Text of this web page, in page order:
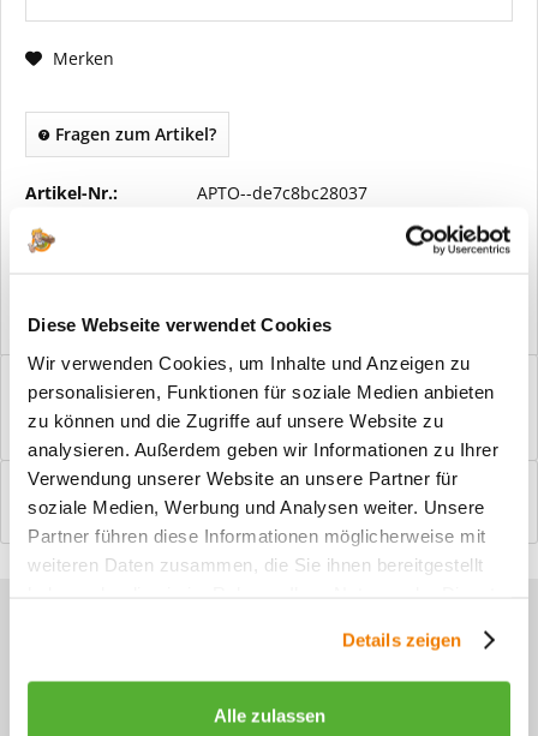
Diese Webseite verwendet Cookies
Wir verwenden Cookies, um Inhalte und Anzeigen zu
personalisieren, Funktionen für soziale Medien anbieten
zu können und die Zugriffe auf unsere Website zu
analysieren. Außerdem geben wir Informationen zu Ihrer
Verwendung unserer Website an unsere Partner für
soziale Medien, Werbung und Analysen weiter. Unsere
Partner führen diese Informationen möglicherweise mit
weiteren Daten zusammen, die Sie ihnen bereitgestellt
Details zeigen
Alle zulassen
Merken
Fragen zum Artikel?
Artikel-Nr.: APTO--de7c8bc28037
Vorteile
Windfangelemente online am Bildschirm konfigurieren und
einbaufertig bestellen. In wenigen...
Bewertungen
0
Bewertungen lesen, schreiben und diskutieren...mehr
Sie haben Fragen zu unseren
Mo - Do, 09:00 - 16:00 Uhr